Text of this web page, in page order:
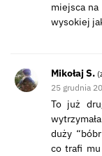
miejsca na
wysokiej
Mikołaj S.
25 grudnia
To już
duży
co trafi mu